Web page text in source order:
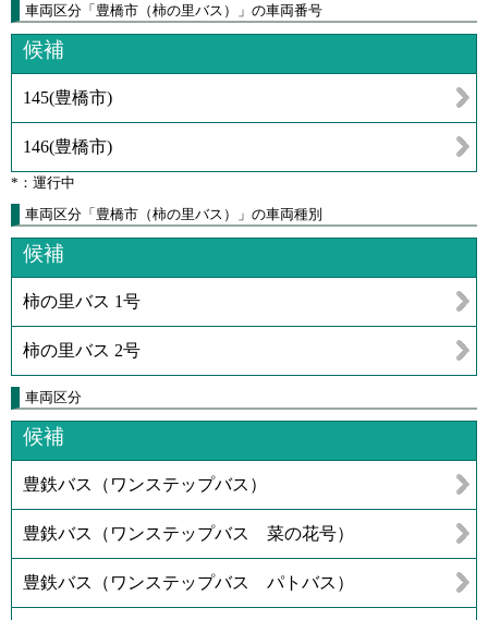
車両区分 「 豊橋市（柿の里バス） 」 の車両番号
候補
145(豊橋市)
146(豊橋市)
*：運行中
車両区分「豊橋市（柿の里バス）」の車両種別
候補
柿の里バス 1号
柿の里バス 2号
車両区分
候補
豊鉄バス（ワンステップバス）
豊鉄バス（ワンステップバス 菜の花号）
豊鉄バス（ワンステップバス パトバス）